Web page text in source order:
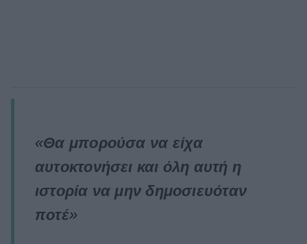
«Θα μπορούσα να είχα
αυτοκτονήσει και όλη αυτή η
ιστορία να μην δημοσιευόταν
ποτέ»